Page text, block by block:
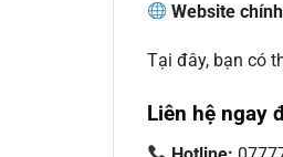
Website
Tại đây, bạn có
Liên hệ ngay